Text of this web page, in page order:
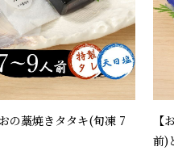
の藁焼きタタキ(旬凍 7
【
前)